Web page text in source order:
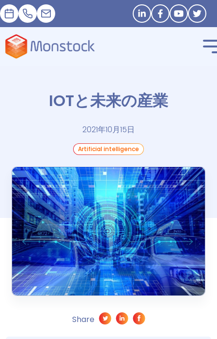
予約 +33 1 83 62 25 41
contact@monstock.net Stay in touch
IOTと未来の産業
2021年10月15日
Artificial intelligence
Share